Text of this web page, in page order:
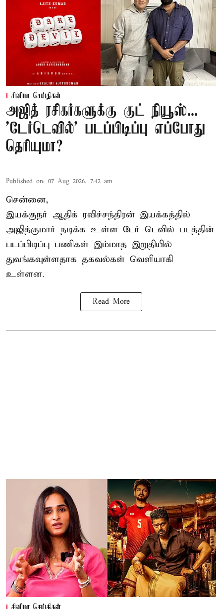
சினிமா செய்திகள்
அஜித் ரசிகர்களுக்கு குட் நியூஸ்...
'டேர்டெவில்' படப்பிடிப்பு எப்போது
தெரியுமா?
Published on: 07 Aug 2026, 7:42 am
சென்னை,
இயக்குநர் ஆதிக் ரவிச்சந்திரன் இயக்கத்தில்
அஜித்குமார் நடிக்க உள்ள டேர் டெவில் படத்தின்
படப்பிடிப்பு பணிகள் இம்மாத இறுதியில்
துவங்கவுள்ளதாக தகவல்கள் வெளியாகி
உள்ளன.
Read More